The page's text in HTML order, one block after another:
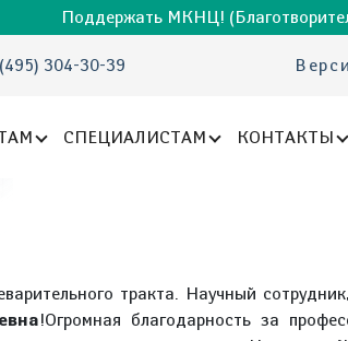
Поддержать МКНЦ!
304-30-39
СПЕЦИАЛИСТАМ КОНТАКТЫ
тракта. Научный
!Огромная благодарность за